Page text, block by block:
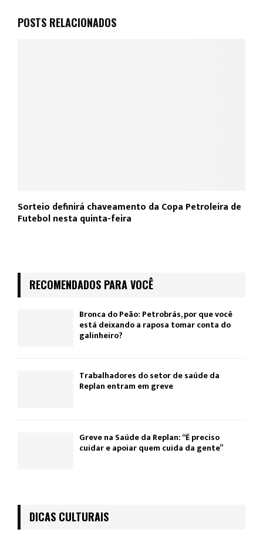
POSTS RELACIONADOS
Sorteio definirá chaveamento da Copa Petroleira de
Futebol nesta quinta-feira
RECOMENDADOS PARA VOCÊ
Bronca do Peão: Petrobrás, por que você
está deixando a raposa tomar conta do
galinheiro?
Trabalhadores do setor de saúde da
Replan entram em greve
Greve na Saúde da Replan: “É preciso
cuidar e apoiar quem cuida da gente”
DICAS CULTURAIS